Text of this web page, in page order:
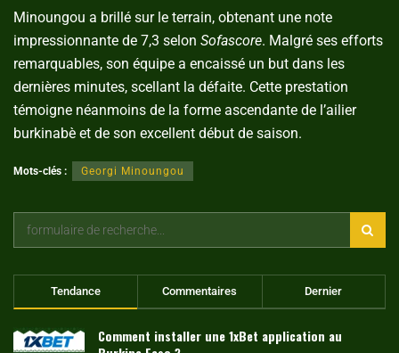
Minoungou a brillé sur le terrain, obtenant une note
impressionnante de 7,3 selon Sofascore. Malgré ses efforts
remarquables, son équipe a encaissé un but dans les
dernières minutes, scellant la défaite. Cette prestation
témoigne néanmoins de la forme ascendante de l’ailier
burkinabè et de son excellent début de saison.
Mots-clés : Georgi Minoungou
Tendance Commentaires Dernier
Comment installer une 1xBet application au